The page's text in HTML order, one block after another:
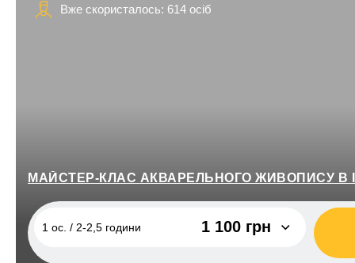
Вже скористалось: 614 осіб
МАЙСТЕР-КЛАС АКВАРЕЛЬНОГО ЖИВОПИСУ В
1 ос. / 2-2,5 години 1 100 грн